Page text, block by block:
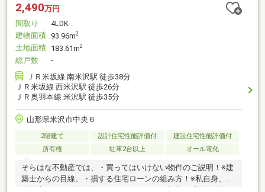
2,490万円
間取り
4LDK
建物面積 93.96m2
土地面積 183.61m2
総戸数
-
ＪＲ米坂線 南米沢駅 徒歩38分
ＪＲ米坂線 西米沢駅 徒歩26分
ＪＲ奥羽本線 米沢駅 徒歩35分
山形県米沢市中央６
2階建て 設計住宅性能評価付
建設住宅性能評価付
所有権
駐車2台以上 オール電化
そらはな不動産では、・買ってはいけない物件のご説明！※建
築士からの目線。・損する住宅ローンの組み方！※私自身、３